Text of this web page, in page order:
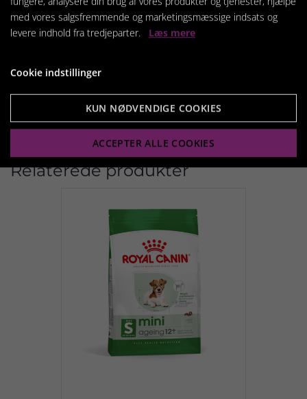
Fodringsanvisning
Se fodertabel på pakken.
udløbsdato: Se emballagen.
Relaterede produkter
med vores salgsfremmende og marketingsmæssige indsats og
levere indhold fra tredjeparter. Læs mere
Cookie indstillinger
KUN NØDVENDIGE COOKIES
ACCEPTER ALLE COOKIES